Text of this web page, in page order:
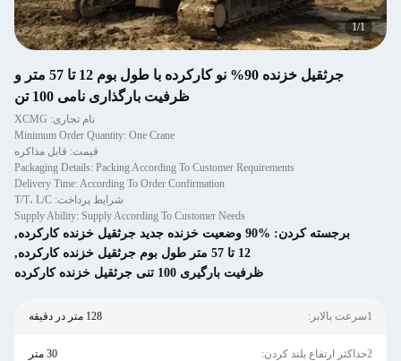
1/1
جرثقیل خزنده 90% نو کارکرده با طول بوم 12 تا 57 متر و
ظرفیت بارگذاری نامی 100 تن
نام تجاری: XCMG
Minimum Order Quantity: One Crane
قیمت: قابل مذاکره
Packaging Details: Packing According To Customer Requirements
Delivery Time: According To Order Confirmation
شرایط پرداخت: T/T، L/C
Supply Ability: Supply According To Customer Needs
برجسته کردن: 90% وضعیت خزنده جدید جرثقیل خزنده کارکرده
,
12 تا 57 متر طول بوم جرثقیل خزنده کارکرده
,
ظرفیت بارگیری 100 تنی جرثقیل خزنده کارکرده
1سرعت بالابر: 128 متر در دقیقه
2حداکثر ارتفاع بلند کردن: 30 متر